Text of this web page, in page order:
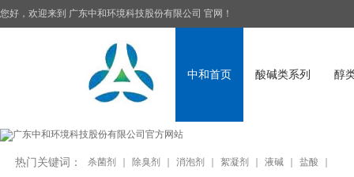
您好，欢迎来到 广东中和环境科技股份有限公司 官网！
中和首页 酸碱类系列 醇
热门关键词： 杀菌剂 除臭剂 消泡剂 絮凝剂 液碱 盐酸